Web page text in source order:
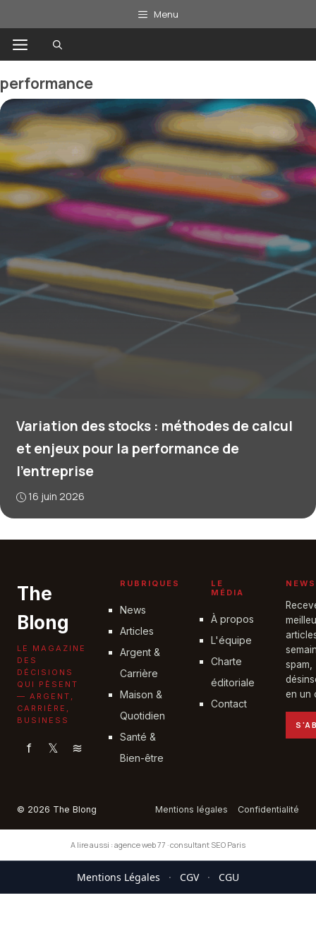
au
contenu
Menu
Menu
performance
Variation des stocks : méthodes de calcul
et enjeux pour la performance de
l’entreprise
16 juin 2026
The
Blong
LE MAGAZINE
DES
DÉCISIONS
QUI PÈSENT
— ARGENT,
CARRIÈRE,
BUSINESS
f 𝕏 ≋
RUBRIQUES
News
Articles
Argent &
Carrière
Maison &
Quotidien
Santé &
Bien-être
LE
MÉDIA
À propos
L'équipe
Charte
éditoriale
Contact
spam,
en un
© 2026 The Blong Mentions légales Confidentialité
A lire aussi : agence web 77 ·consultant SEO Paris
Mentions Légales · CGV · CGU